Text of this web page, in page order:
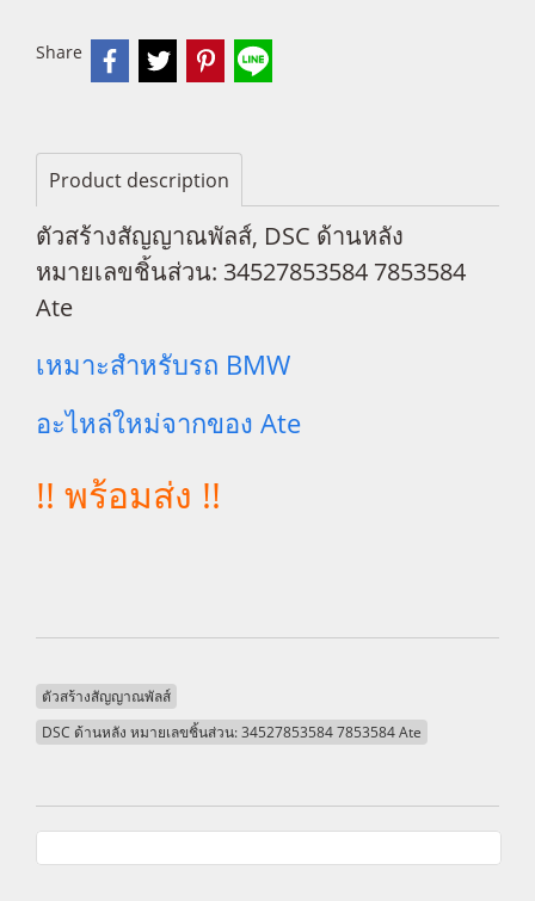
Share
Product description
ตัวสร้างสัญญาณพัลส์, DSC ด้านหลัง
หมายเลขชิ้นส่วน: 34527853584 7853584
Ate
เหมาะสำหรับรถ BMW
อะไหล่ใหม่จากของ Ate
!! พร้อมส่ง !!
ตัวสร้างสัญญาณพัลส์
DSC ด้านหลัง หมายเลขชิ้นส่วน: 34527853584 7853584 Ate